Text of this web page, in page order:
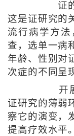
证的
这是证研究的
流行病学方法
查，选单一病
年龄、性别对
次症的不同呈
开展
证研究的薄弱
察它的演变，
提高疗效水平。